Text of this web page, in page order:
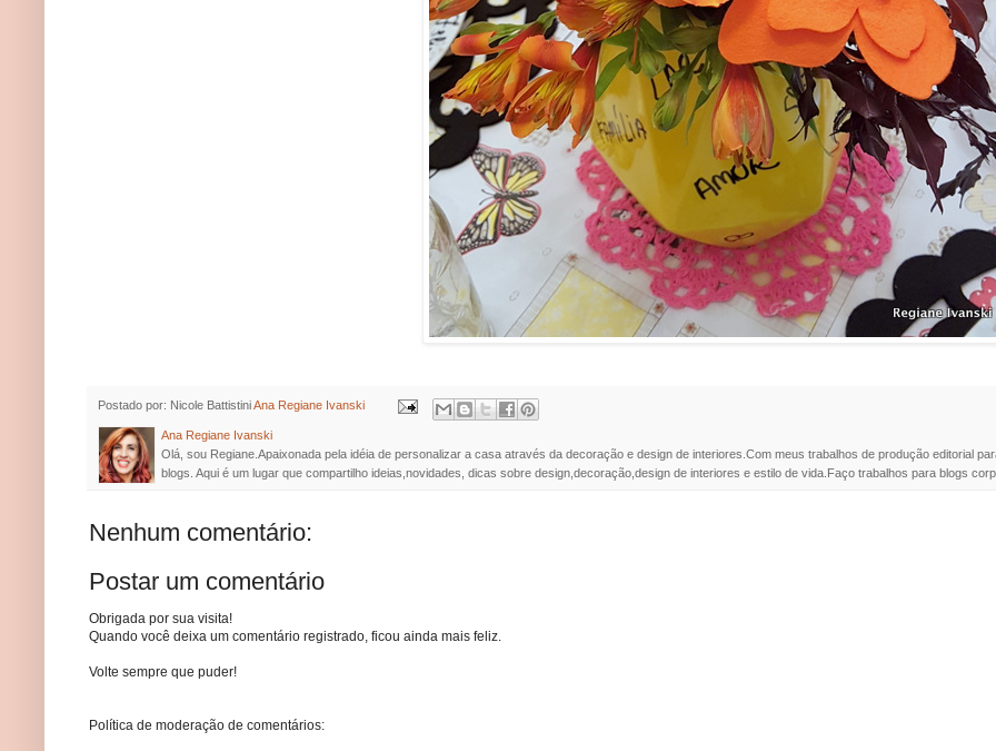
Postado por: Nicole BattistiniAna Regiane Ivanski
Ana Regiane Ivanski
Olá, sou Regiane.Apaixonada pela idéia de personalizar a casa através da decoração e design de interiores.Com meus trabalhos de produção editorial
blogs. Aqui é um lugar que compartilho ideias,novidades, dicas sobre design,decoração,design de interiores e estilo de vida.Faço trabalhos para blogs
Nenhum comentário:
Postar um comentário
Obrigada por sua visita!
Quando você deixa um comentário registrado, ficou ainda mais feliz.
Volte sempre que puder!
Política de moderação de comentários: